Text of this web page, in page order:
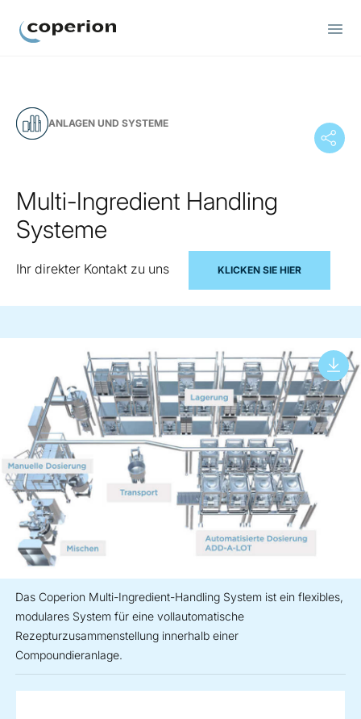
ANLAGEN UND SYSTEME
Multi-Ingredient Handling
Systeme
Ihr direkter Kontakt zu uns KLICKEN SIE HIER
Das Coperion Multi-Ingredient-Handling System ist ein flexibles,
modulares System für eine vollautomatische
Rezepturzusammenstellung innerhalb einer
Compoundieranlage.